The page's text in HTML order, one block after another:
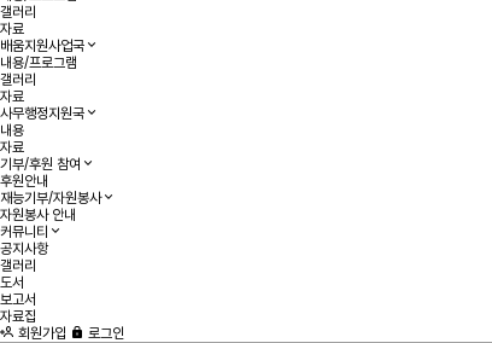
갤러리
자료
배움지원사업국
내용/프로그램
갤러리
자료
사무행정지원국
내용
자료
기부/후원 참여
후원안내
재능기부/자원봉사
자원봉사 안내
커뮤니티
공지사항
갤러리
도서
보고서
자료집
회원가입
로그인